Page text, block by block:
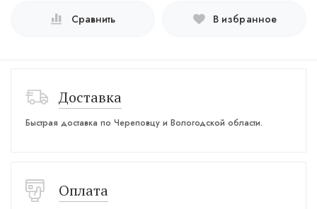
Сравнить В избранное
Доставка
Быстрая доставка по Череповцу и Вологодской области.
Оплата